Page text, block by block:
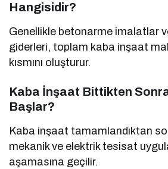
Hangisidir?
Genellikle betonarme imalatlar
giderleri, toplam kaba inşaat
kısmını oluşturur.
Kaba İnşaat Bittikten
Başlar?
Kaba inşaat tamamlandıktan
mekanik ve elektrik tesisat
aşamasına geçilir.